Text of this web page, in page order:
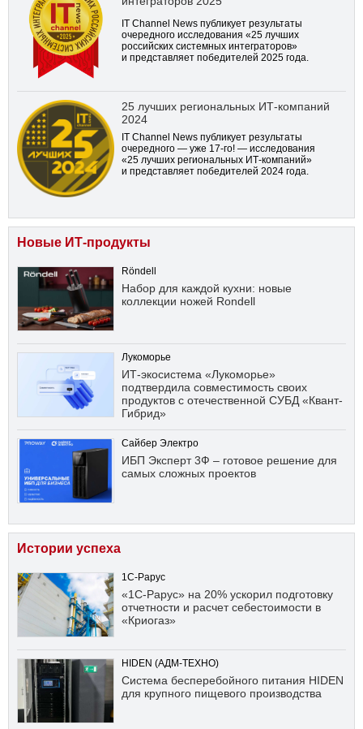
IT Channel News публикует результаты
очередного исследования «25 лучших
российских системных интеграторов»
и представляет победителей 2025 года.
25 лучших региональных ИТ-компаний
2024
IT Channel News публикует результаты
очередного — уже 17-го! — исследования
«25 лучших региональных ИТ-компаний»
и представляет победителей 2024 года.
Новые ИТ-продукты
Röndell
Набор для каждой кухни: новые
коллекции ножей Rondell
Лукоморье
ИТ-экосистема «Лукоморье»
подтвердила совместимость своих
продуктов с отечественной СУБД «Квант-
Гибрид»
Сайбер Электро
ИБП Эксперт 3Ф – готовое решение для
самых сложных проектов
Истории успеха
1С-Рарус
«1С-Рарус» на 20% ускорил подготовку
отчетности и расчет себестоимости в
«Криогаз»
HIDEN (АДМ-ТЕХНО)
Система бесперебойного питания HIDEN
для крупного пищевого производства